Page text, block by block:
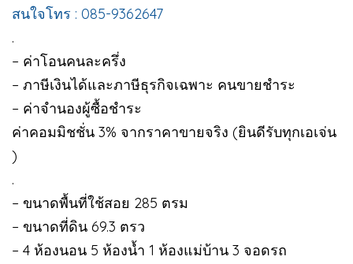
สนใจโทร : 085-9362647
.
– ค่าโอนคนละครึ่ง
– ภาษีเงินได้และภาษีธุรกิจเฉพาะ คนขายชำระ
– ค่าจำนองผู้ซื้อชำระ
ค่าคอมมิชชั่น 3% จากราคาขายจริง (ยินดีรับทุกเอเจ่น
)
.
– ขนาดพื้นที่ใช้สอย 285 ตรม
– ขนาดที่ดิน 69.3 ตรว
– 4 ห้องนอน 5 ห้องน้ำ 1 ห้องแม่บ้าน 3 จอดรถ